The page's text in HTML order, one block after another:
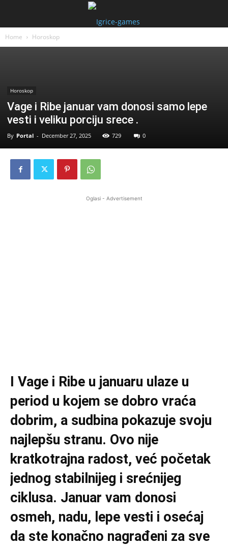
Home Horoskop
Horoskop
Vage i Ribe januar vam donosi samo lepe
vesti i veliku porciju srece .
By Portal - December 27, 2025 729 0
Oglasi - Advertisement
I Vage i Ribe u januaru ulaze u
period u kojem se dobro vraća
dobrim, a sudbina pokazuje svoju
najlepšu stranu. Ovo nije
kratkotrajna radost, već početak
jednog stabilnijeg i srećnijeg
ciklusa. Januar vam donosi
osmeh, nadu, lepe vesti i osećaj
da ste konačno nagrađeni za sve